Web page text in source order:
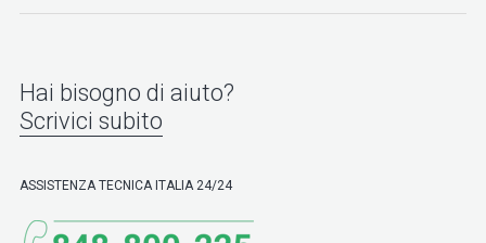
Hai bisogno di aiuto?
Scrivici subito
ASSISTENZA TECNICA ITALIA 24/24